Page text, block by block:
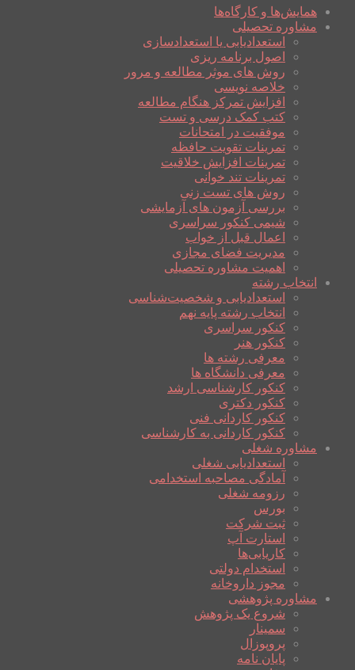
همایش‌ها و کارگاه‌ها
مشاوره تحصیلی
استعدادیابی یا استعدادسازی
اصول برنامه ریزی
روش های موثر مطالعه و مرور
خلاصه نویسی
افزایش تمرکز هنگام مطالعه
کتب کمک درسی و تست
موفقیت در امتحانات
تمرینات تقویت حافظه
تمرینات افزایش خلاقیت
تمرینات تند خوانی
روش های تست زنی
بررسی آزمون های آزمایشی
شیمی کنکور سراسری
اعمال قبل از خواب
مدیریت فضای مجازی
اهمیت مشاوره تحصیلی
انتخاب رشته
استعدادیابی و شخصیت‌شناسی
انتخاب رشته پایه نهم
کنکور سراسری
کنکور هنر
معرفی رشته ها
معرفی دانشگاه ها
کنکور کارشناسی ارشد
کنکور دکتری
کنکور کاردانی فنی
کنکور کاردانی به کارشناسی
مشاوره شغلی
استعدادیابی شغلی
آمادگی مصاحبه استخدامی
رزومه شغلی
بورس
ثبت شرکت
استارت آپ
کاریابی‌ها
استخدام دولتی
مجوز داروخانه
مشاوره پژوهشی
شروع یک پژوهش
سمینار
پروپوزال
پایان نامه